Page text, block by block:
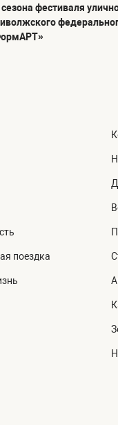
фестиваля
поездка